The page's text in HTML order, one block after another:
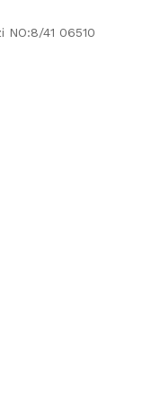
NO:8/41 06510